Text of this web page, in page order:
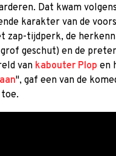
Dat kwam
karakter van de
zap-tijdperk, de
geschut) en de
van kabouter Plop en
", gaf een van de